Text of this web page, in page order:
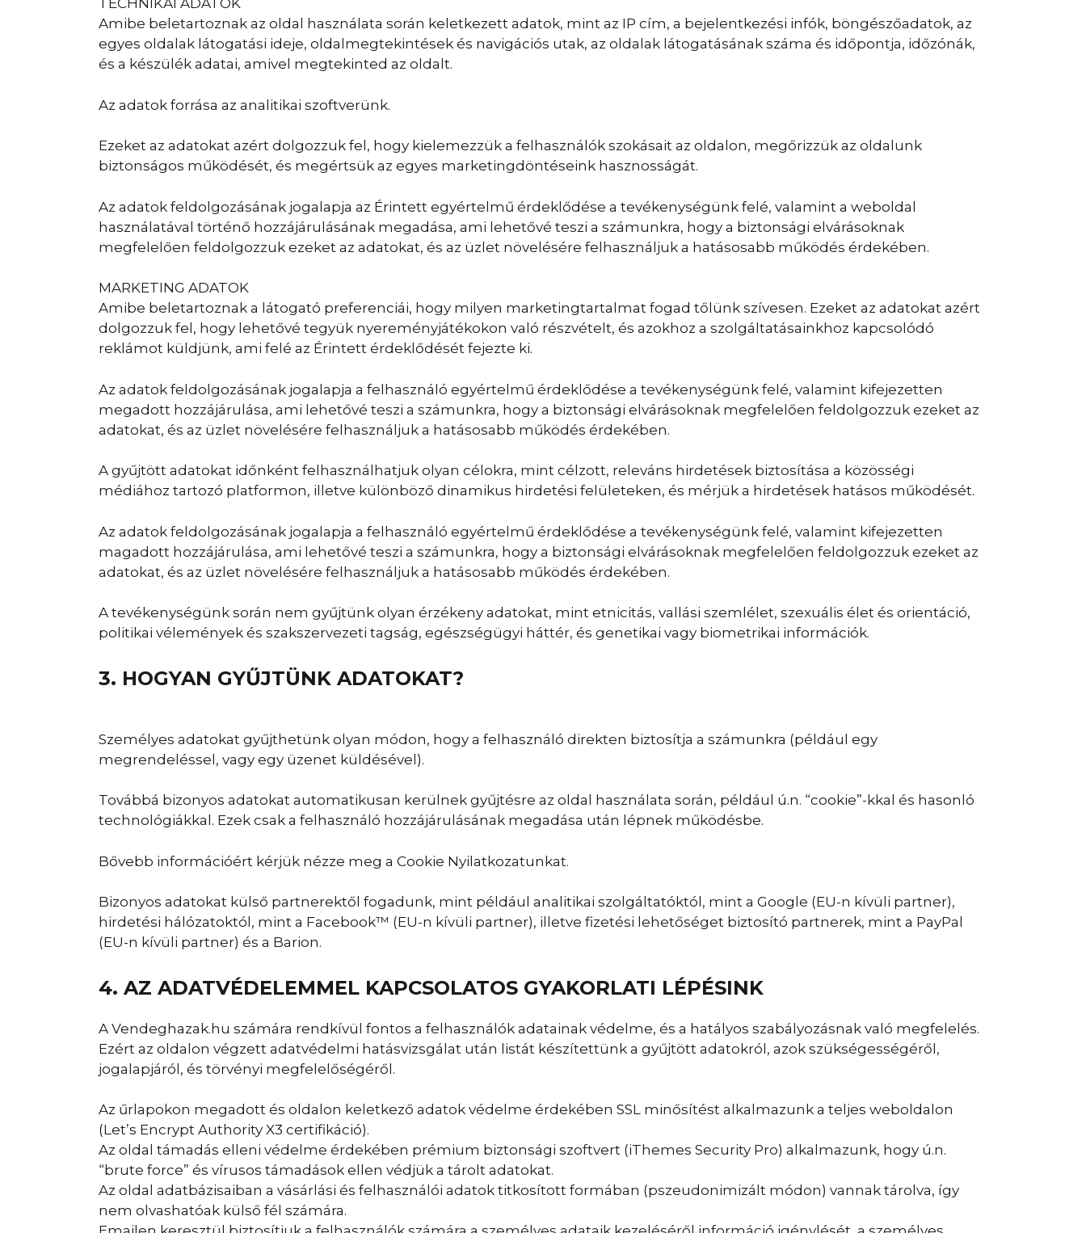
TECHNIKAI ADATOK
Amibe beletartoznak az oldal használata során keletkezett adatok, mint az IP cím, a bejelentkezési infók, böngészőadatok, az
egyes oldalak látogatási ideje, oldalmegtekintések és navigációs utak, az oldalak látogatásának száma és időpontja, időzónák,
és a készülék adatai, amivel megtekinted az oldalt.
Az adatok forrása az analitikai szoftverünk.
Ezeket az adatokat azért dolgozzuk fel, hogy kielemezzük a felhasználók szokásait az oldalon, megőrizzük az oldalunk
biztonságos működését, és megértsük az egyes marketingdöntéseink hasznosságát.
Az adatok feldolgozásának jogalapja az Érintett egyértelmű érdeklődése a tevékenységünk felé, valamint a weboldal
használatával történő hozzájárulásának megadása, ami lehetővé teszi a számunkra, hogy a biztonsági elvárásoknak
megfelelően feldolgozzuk ezeket az adatokat, és az üzlet növelésére felhasználjuk a hatásosabb működés érdekében.
MARKETING ADATOK
Amibe beletartoznak a látogató preferenciái, hogy milyen marketingtartalmat fogad tőlünk szívesen. Ezeket az adatokat azért
dolgozzuk fel, hogy lehetővé tegyük nyereményjátékokon való részvételt, és azokhoz a szolgáltatásainkhoz kapcsolódó
reklámot küldjünk, ami felé az Érintett érdeklődését fejezte ki.
Az adatok feldolgozásának jogalapja a felhasználó egyértelmű érdeklődése a tevékenységünk felé, valamint kifejezetten
megadott hozzájárulása, ami lehetővé teszi a számunkra, hogy a biztonsági elvárásoknak megfelelően feldolgozzuk ezeket az
adatokat, és az üzlet növelésére felhasználjuk a hatásosabb működés érdekében.
A gyűjtött adatokat időnként felhasználhatjuk olyan célokra, mint célzott, releváns hirdetések biztosítása a közösségi
médiához tartozó platformon, illetve különböző dinamikus hirdetési felületeken, és mérjük a hirdetések hatásos működését.
Az adatok feldolgozásának jogalapja a felhasználó egyértelmű érdeklődése a tevékenységünk felé, valamint kifejezetten
magadott hozzájárulása, ami lehetővé teszi a számunkra, hogy a biztonsági elvárásoknak megfelelően feldolgozzuk ezeket az
adatokat, és az üzlet növelésére felhasználjuk a hatásosabb működés érdekében.
A tevékenységünk során nem gyűjtünk olyan érzékeny adatokat, mint etnicitás, vallási szemlélet, szexuális élet és orientáció,
politikai vélemények és szakszervezeti tagság, egészségügyi háttér, és genetikai vagy biometrikai információk.
3. HOGYAN GYŰJTÜNK ADATOKAT?
Személyes adatokat gyűjthetünk olyan módon, hogy a felhasználó direkten biztosítja a számunkra (például egy
megrendeléssel, vagy egy üzenet küldésével).
Továbbá bizonyos adatokat automatikusan kerülnek gyűjtésre az oldal használata során, például ú.n. “cookie”-kkal és hasonló
technológiákkal. Ezek csak a felhasználó hozzájárulásának megadása után lépnek működésbe.
Bővebb információért kérjük nézze meg a Cookie Nyilatkozatunkat.
Bizonyos adatokat külső partnerektől fogadunk, mint például analitikai szolgáltatóktól, mint a Google (EU-n kívüli partner),
hirdetési hálózatoktól, mint a Facebook™ (EU-n kívüli partner), illetve fizetési lehetőséget biztosító partnerek, mint a PayPal
(EU-n kívüli partner) és a Barion.
4. AZ ADATVÉDELEMMEL KAPCSOLATOS GYAKORLATI LÉPÉSINK
A Vendeghazak.hu számára rendkívül fontos a felhasználók adatainak védelme, és a hatályos szabályozásnak való megfelelés.
Ezért az oldalon végzett adatvédelmi hatásvizsgálat után listát készítettünk a gyűjtött adatokról, azok szükségességéről,
jogalapjáról, és törvényi megfelelőségéről.
Az űrlapokon megadott és oldalon keletkező adatok védelme érdekében SSL minősítést alkalmazunk a teljes weboldalon
(Let’s Encrypt Authority X3 certifikáció).
Az oldal támadás elleni védelme érdekében prémium biztonsági szoftvert (iThemes Security Pro) alkalmazunk, hogy ú.n.
“brute force” és vírusos támadások ellen védjük a tárolt adatokat.
Az oldal adatbázisaiban a vásárlási és felhasználói adatok titkosított formában (pszeudonimizált módon) vannak tárolva, így
nem olvashatóak külső fél számára.